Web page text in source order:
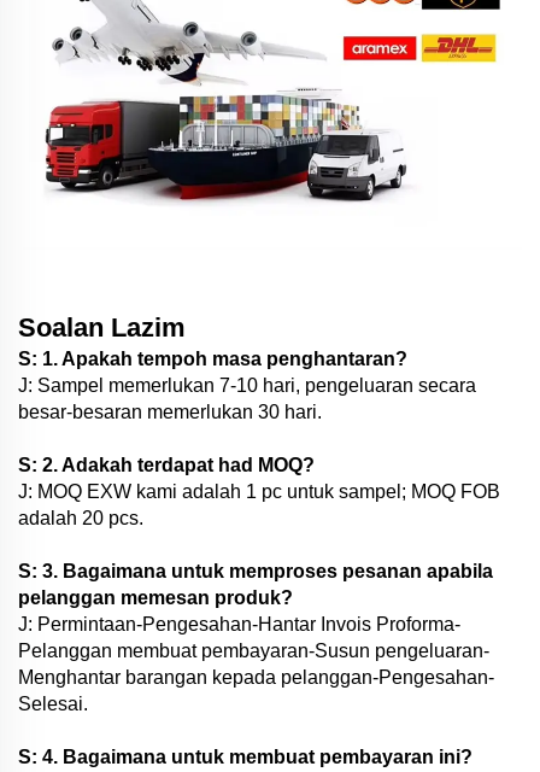
Soalan Lazim
S: 1. Apakah tempoh masa penghantaran?
J: Sampel memerlukan 7-10 hari, pengeluaran secara
besar-besaran memerlukan 30 hari.
S: 2. Adakah terdapat had MOQ?
J: MOQ EXW kami adalah 1 pc untuk sampel; MOQ FOB
adalah 20 pcs.
S: 3. Bagaimana untuk memproses pesanan apabila
pelanggan memesan produk?
J: Permintaan-Pengesahan-Hantar Invois Proforma-
Pelanggan membuat pembayaran-Susun pengeluaran-
Menghantar barangan kepada pelanggan-Pengesahan-
Selesai.
S: 4. Bagaimana untuk membuat pembayaran ini?